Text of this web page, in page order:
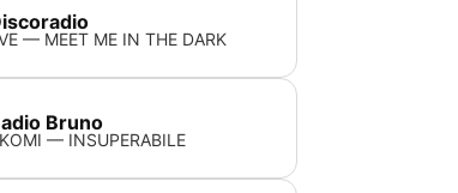
— MEET ME IN THE DARK
Bruno
— INSUPERABILE